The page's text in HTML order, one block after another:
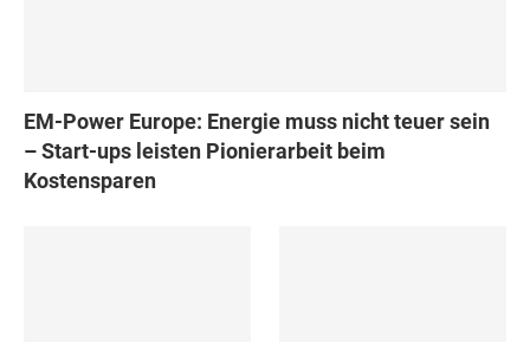
EM-Power Europe: Energie muss nicht teuer sein
– Start-ups leisten Pionierarbeit beim
Kostensparen